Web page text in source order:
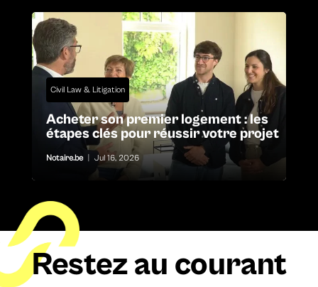
Civil Law & Litigation
Acheter son premier logement : les
étapes clés pour réussir votre projet
Notaire.be Jul 16, 2026
Restez au courant